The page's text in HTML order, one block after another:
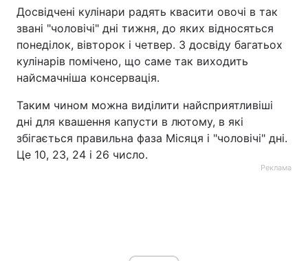
Досвідчені кулінари радять квасити овочі в так
звані "чоловічі" дні тижня, до яких відносяться
понеділок, вівторок і четвер. З досвіду багатьох
кулінарів помічено, що саме так виходить
найсмачніша консервація.
Таким чином можна виділити найсприятливіші
дні для квашення капусти в лютому, в які
збігається правильна фаза Місяця і "чоловічі" дні.
Це 10, 23, 24 і 26 число.
Реклама